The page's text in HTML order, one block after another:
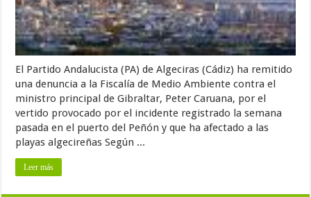
El Partido Andalucista (PA) de Algeciras (Cádiz) ha remitido
una denuncia a la Fiscalía de Medio Ambiente contra el
ministro principal de Gibraltar, Peter Caruana, por el
vertido provocado por el incidente registrado la semana
pasada en el puerto del Peñón y que ha afectado a las
playas algecireñas Según ...
Leer más